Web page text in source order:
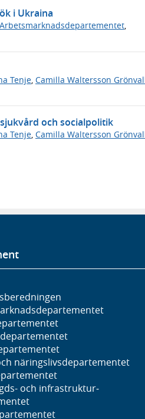
i Ukraina
Arbetsmarknadsdepartementet,
Tenje, Camilla Waltersson
och socialpolitik
Tenje Camilla Waltersson
näringslivs­departementet
och infrastruktur­